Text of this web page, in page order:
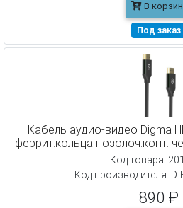
В
Под заказ
Кабель аудио-видео Digma
феррит.кольца позолоч.конт.
Код товара:
Код производителя: D-
890 ₽